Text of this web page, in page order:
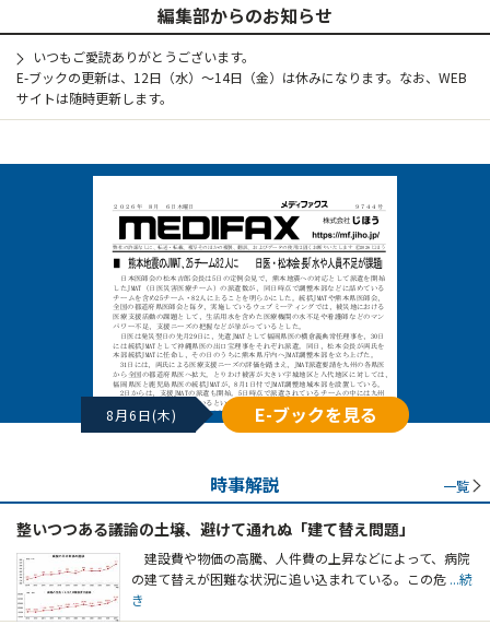
編集部からのお知らせ
いつもご愛読ありがとうございます。
E-ブックの更新は、12日（水）～14日（金）は休みになります。なお、WEB
サイトは随時更新します。
8月6日(木) E-ブックを見る
時事解説 一覧
整いつつある議論の土壌、避けて通れぬ「建て替え問題」
建設費や物価の高騰、人件費の上昇などによって、病院
の建て替えが困難な状況に追い込まれている。この危 ...続
き